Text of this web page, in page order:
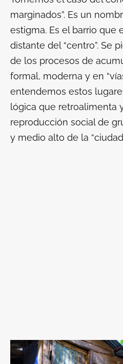
marginados”. Es un
estigma. Es el barrio que
distante del “centro”. Se
de los procesos de
formal, moderna y en
entendemos estos
lógica que retroalimenta
reproducción social de
y medio alto de la